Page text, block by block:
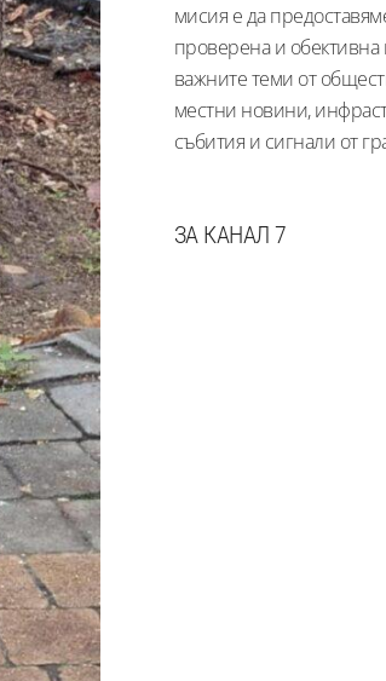
мисия е да
проверена и
важните теми от
местни новини,
събития и сигнали от
ЗА КАНАЛ 7